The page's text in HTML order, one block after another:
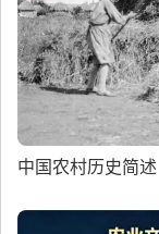
中国农村历史简述